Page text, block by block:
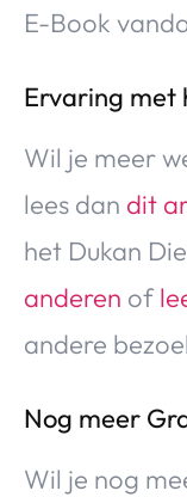
E-Book
Ervaring met
Wil je meer
lees dan dit
het Dukan
anderen of
andere
Nog meer
Wil je nog